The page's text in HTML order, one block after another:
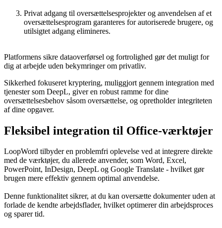
Privat adgang til oversættelsesprojekter og anvendelsen af et
oversættelsesprogram garanteres for autoriserede brugere, og
utilsigtet adgang elimineres.
Platformens sikre dataoverførsel og fortrolighed gør det muligt for
dig at arbejde uden bekymringer om privatliv.
Sikkerhed fokuseret kryptering, muliggjort gennem integration med
tjenester som DeepL, giver en robust ramme for dine
oversættelsesbehov såsom oversættelse, og opretholder integriteten
af dine opgaver.
Fleksibel integration til Office-værktøjer
LoopWord tilbyder en problemfri oplevelse ved at integrere direkte
med de værktøjer, du allerede anvender, som Word, Excel,
PowerPoint, InDesign, DeepL og Google Translate - hvilket gør
brugen mere effektiv gennem optimal anvendelse.
Denne funktionalitet sikrer, at du kan oversætte dokumenter uden at
forlade de kendte arbejdsflader, hvilket optimerer din arbejdsproces
og sparer tid.